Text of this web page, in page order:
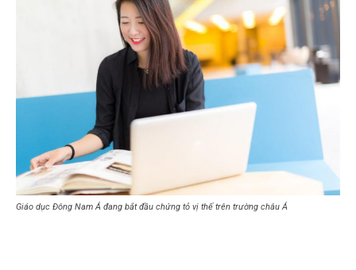
Giáo dục Đông Nam Á đang bắt đầu chứng tỏ vị thế trên trường châu Á